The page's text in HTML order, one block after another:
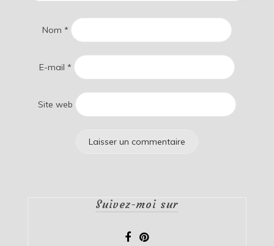
Nom *
E-mail *
Site web
Suivez-moi sur